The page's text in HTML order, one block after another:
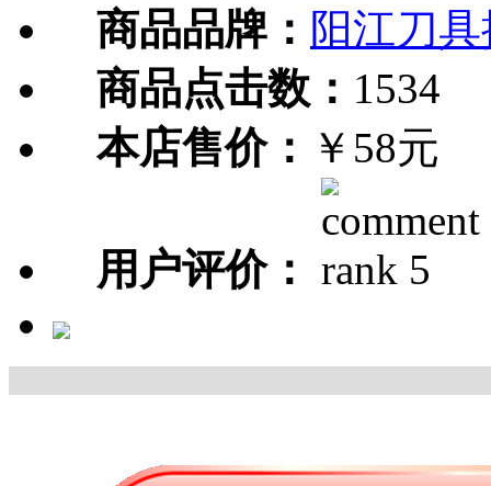
商品品牌： 阳江刀
商品点击数： 1534
本店售价： ￥58元
用户评价：